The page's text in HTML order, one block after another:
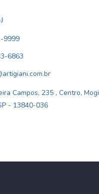
9999
6863
Campos, 235 , Centro, Mogi
- 13840-036